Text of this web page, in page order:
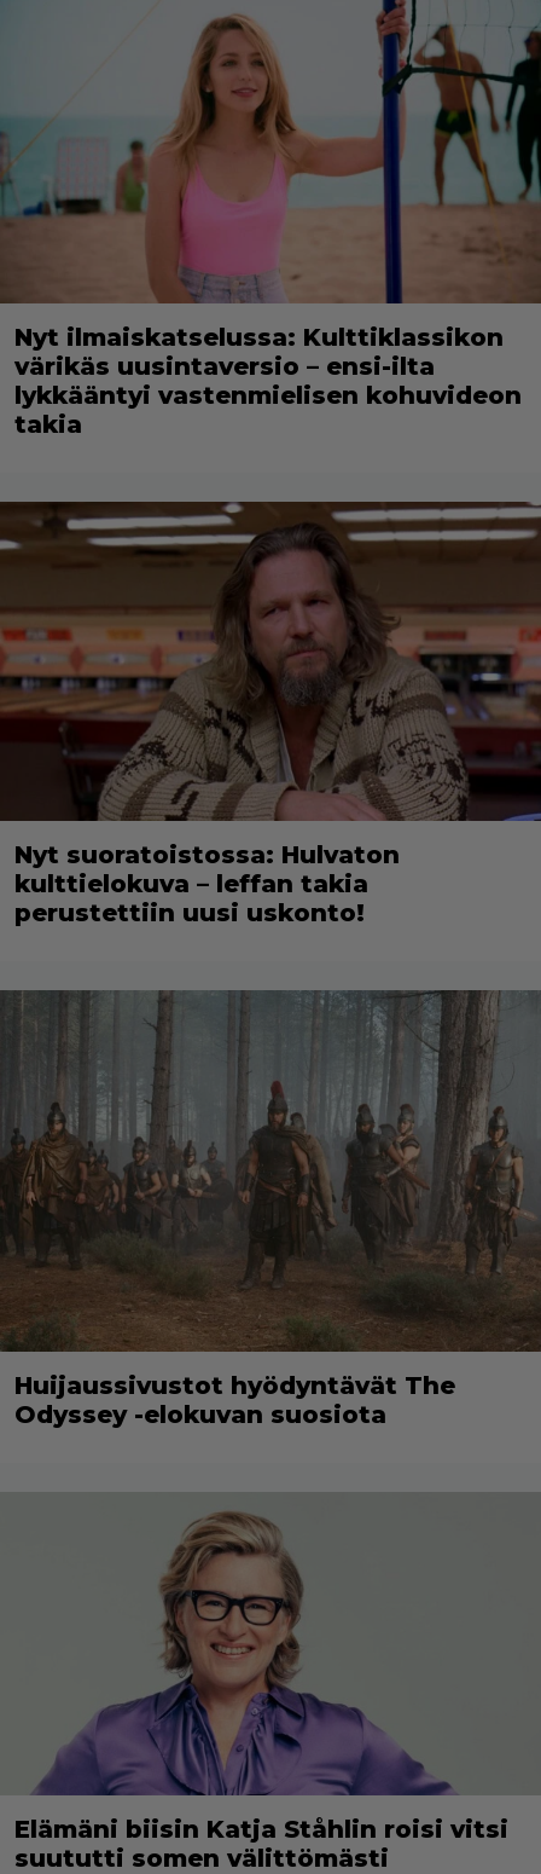
Nyt ilmaiskatselussa: Kulttiklassikon
värikäs uusintaversio – ensi-ilta
lykkääntyi vastenmielisen kohuvideon
takia
Nyt suoratoistossa: Hulvaton
kulttielokuva – leffan takia
perustettiin uusi uskonto!
Huijaussivustot hyödyntävät The
Odyssey -elokuvan suosiota
Elämäni biisin Katja Ståhlin roisi vitsi
suututti somen välittömästi